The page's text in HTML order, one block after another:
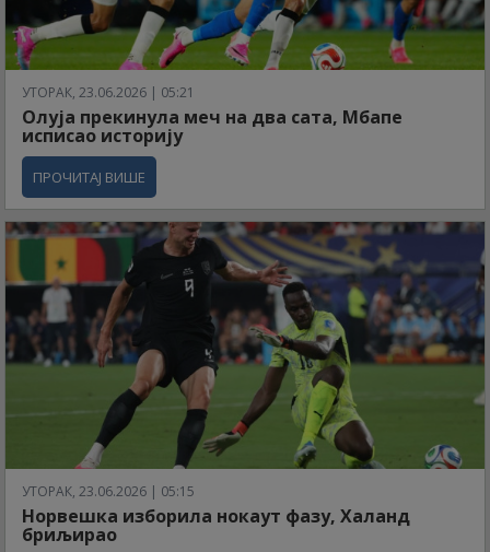
УТОРАК, 23.06.2026 | 05:21
Олуја прекинула меч на два сата, Мбапе
исписао историју
ПРОЧИТАЈ ВИШЕ
УТОРАК, 23.06.2026 | 05:15
Норвешка изборила нокаут фазу, Халанд
бриљирао